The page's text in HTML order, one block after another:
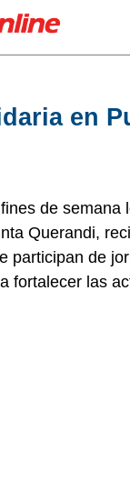
en
de semana
Querandi,
participan de
fortalecer las